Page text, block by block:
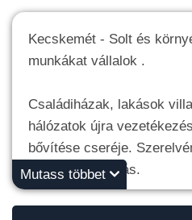
Kecskemét - Solt és
munkákat vállalok .
Családiházak, lakások
hálózatok újra
bővítése cseréje.
Kábelcsatornázás.
Mutass többet